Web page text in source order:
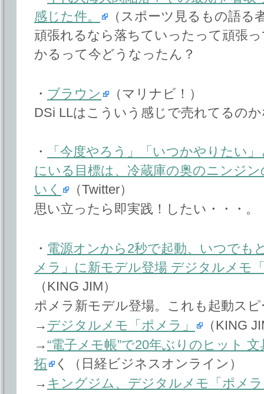
感じた件。
（スポーツ見るもの語る
頑張れるなら落ちていったって頑張
かるって今どうなったん？
・ ブラウン
（マリナビ！）
DSi LLはこういう感じで売れてるの
・
「今度やろう」「いつかやりたい
にいる目標は、冷蔵庫の奥のニンジ
いく
（Twitter）
思い立ったら即実践！したい・・・。
・ 電源オンから2秒で起動、いつでも
メラ」に新モデル登場 デジタルメモ
（KING JIM）
ポメラ新モデル登場。これも起動ス
→ デジタルメモ「ポメラ」
（KING
→“電子メモ帳”で20年ぶりのヒット
拓
く（日経ビジネスオンライン）
→ キングジム、デジタルメモ「ポメ